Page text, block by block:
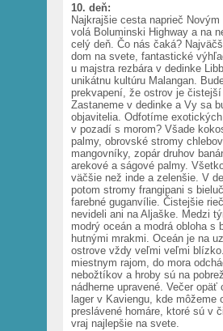
10. deň:
Najkrajšie cesta naprieč
volá Boluminski Highway a na
celý deň. Čo nás čaká?
dom na svete, fantastické
u majstra rezbára v dedinke
unikátnu kultúru Malangan.
prekvapení, že ostrov je čistejší
Zastaneme v dedinke a Vy sa
objavitelia. Odfotíme
v pozadí s morom? Všade
palmy, obrovské stromy
mangovníky, zopár druhov
arekové a ságové palmy.
väčšie než inde a zelenšie. V
potom stromy frangipani s
farebné guganvílie. Čistejšie
nevideli ani na Aljaške. Medzi
modrý oceán a modrá obloha s
hutnými mrakmi. Oceán je na
ostrove vždy veľmi veľmi
miestnym rajom, do mora
nebožtíkov a hroby sú na
nádherne upravené. Večer opäť
lager v Kaviengu, kde môžeme
preslávené homáre, ktoré sú v
vraj najlepšie na svete.